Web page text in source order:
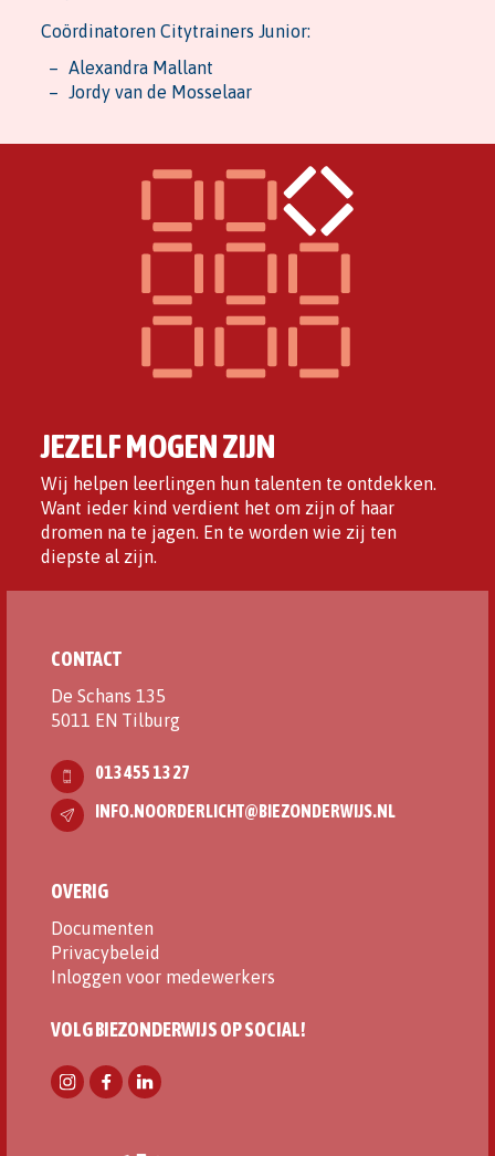
Coördinatoren Citytrainers Junior:
Alexandra Mallant
Jordy van de Mosselaar
JEZELF MOGEN ZIJN
Wij helpen leerlingen hun talenten te ontdekken.
Want ieder kind verdient het om zijn of haar
dromen na te jagen. En te worden wie zij ten
diepste al zijn.
CONTACT
De Schans 135
5011 EN Tilburg
013 455 13 27
INFO.NOORDERLICHT@BIEZONDERWIJS.NL
OVERIG
Documenten
Privacybeleid
Inloggen voor medewerkers
VOLG BIEZONDERWIJS OP SOCIAL!